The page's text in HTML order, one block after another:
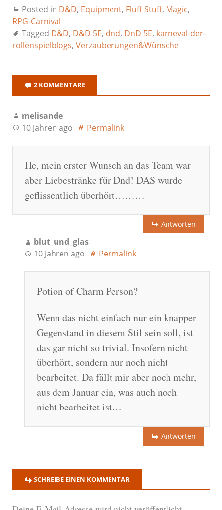
Posted in D&D, Equipment, Fluff Stuff, Magic,
RPG-Carnival
Tagged D&D, D&D 5E, dnd, DnD 5E, karneval-der-
rollenspielblogs, Verzauberungen&Wünsche
2 KOMMENTARE
melisande
10 Jahren ago
Permalink
He, mein erster Wunsch an das Team war
aber Liebestränke für Dnd! DAS wurde
geflissentlich überhört………
Antworten
blut_und_glas
10 Jahren ago
Permalink
Potion of Charm Person?
Wenn das nicht einfach nur ein knapper
Gegenstand in diesem Stil sein soll, ist
das gar nicht so trivial. Insofern nicht
überhört, sondern nur noch nicht
bearbeitet. Da fällt mir aber noch mehr,
aus dem Januar ein, was auch noch
nicht bearbeitet ist…
Antworten
SCHREIBE EINEN KOMMENTAR